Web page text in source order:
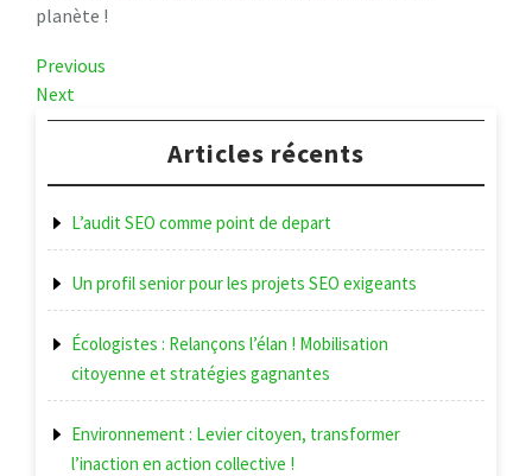
planète !
Navigation
de
l’article
Previous
Post
Previous
Next
Post
Next
Articles récents
L’audit SEO comme point de depart
Un profil senior pour les projets SEO exigeants
Écologistes : Relançons l’élan ! Mobilisation
citoyenne et stratégies gagnantes
Environnement : Levier citoyen, transformer
l’inaction en action collective !